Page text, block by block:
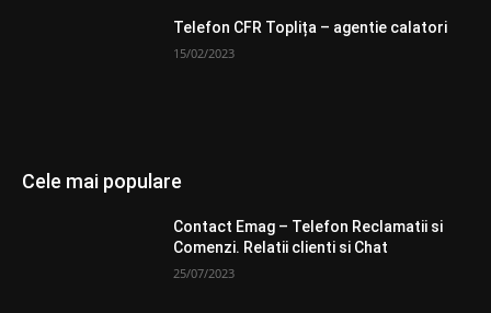
Telefon CFR Toplița – agentie calatori
15/02/2023
Cele mai populare
Contact Emag – Telefon Reclamatii si
Comenzi. Relatii clienti si Chat
25/07/2023